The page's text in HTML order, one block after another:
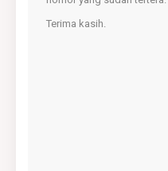
Terima kasih.